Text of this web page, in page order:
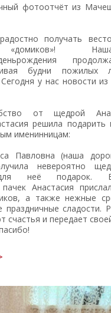
фотоотчёт из
получать
«домиков»!
будни пожилых
у нас новости из
от щедрой
решила подарить
именинницам:
Павловна (наша
невероятно
неё подарок.
пачек Анастасия
а также нежные
праздничные сладости.
счастья и передает